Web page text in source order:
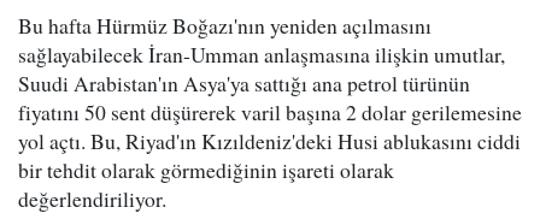
Bu hafta Hürmüz Boğazı'nın yeniden açılmasını
sağlayabilecek İran-Umman anlaşmasına ilişkin umutlar,
Suudi Arabistan'ın Asya'ya sattığı ana petrol türünün
fiyatını 50 sent düşürerek varil başına 2 dolar gerilemesine
yol açtı. Bu, Riyad'ın Kızıldeniz'deki Husi ablukasını ciddi
bir tehdit olarak görmediğinin işareti olarak
değerlendiriliyor.